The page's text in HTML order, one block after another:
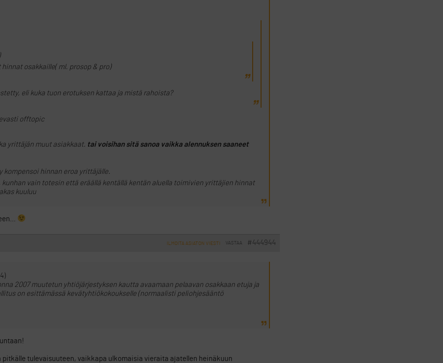
osakkaille( ml. prosop & pro)
eli kuka tuon erotuksen kattaa ja mistä rahoista?
offtopic
yrittäjän muut asiakkaat. tai voisihan sitä sanoa vaikka alennuksen saaneet
kompensoi hinnan eroa yrittäjälle.
vain totesin että eräällä kentällä kentän aluella toimivien yrittäjien hinnat
kuuluu
#444944
VASTAA
ILMOITA ASIATON VIESTI
2007 muutetun yhtiöjärjestyksen kautta avaamaan pelaavan osakkaan etuja ja
on esittämässä kevätyhtiökokoukselle (normaalisti peliohjesääntö
tulevaisuuteen, vaikkapa ulkomaisia vieraita ajatellen heinäkuun